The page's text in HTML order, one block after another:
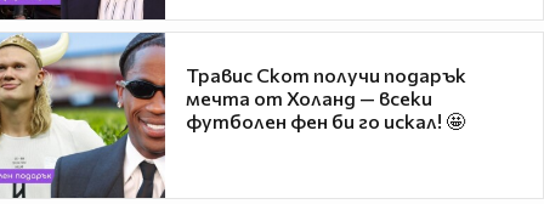
Травис Скот получи подарък
мечта от Холанд — всеки
футболен фен би го искал! 🤩